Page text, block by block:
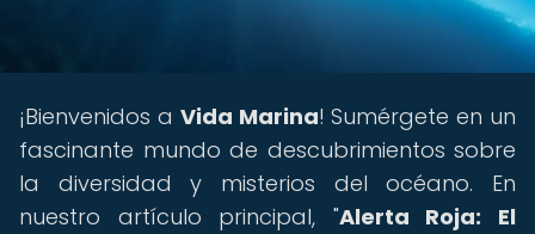
¡Bienvenidos a Vida Marina! Sumérgete en un
fascinante mundo de descubrimientos sobre
la diversidad y misterios del océano. En
nuestro artículo principal, "Alerta Roja: El